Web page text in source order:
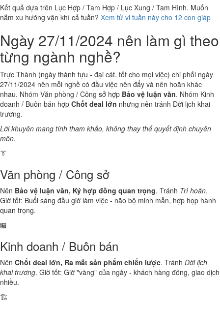
Kết quả dựa trên Lục Hợp / Tam Hợp / Lục Xung / Tam Hình. Muốn
nắm xu hướng vận khí cả tuần? Xem tử vi tuần này cho 12 con giáp
Ngày 27/11/2024 nên làm gì theo
từng ngành nghề?
Trực Thành (ngày thành tựu - đại cát, tốt cho mọi việc) chi phối ngày
27/11/2024 nên mỗi nghề có đầu việc nên đẩy và nên hoãn khác
nhau. Nhóm Văn phòng / Công sở hợp Bảo vệ luận văn. Nhóm Kinh
doanh / Buôn bán hợp Chốt deal lớn nhưng nên tránh Dời lịch khai
trương.
Lời khuyên mang tính tham khảo, không thay thế quyết định chuyên
môn.
👔
Văn phòng / Công sở
Nên Bảo vệ luận văn, Ký hợp đồng quan trọng. Tránh Trì hoãn.
Giờ tốt: Buổi sáng đầu giờ làm việc - não bộ minh mẫn, hợp họp hành
quan trọng.
🏪
Kinh doanh / Buôn bán
Nên Chốt deal lớn, Ra mắt sản phẩm chiến lược. Tránh Dời lịch
khai trương. Giờ tốt: Giờ "vàng" của ngày - khách hàng đông, giao dịch
nhiều.
🏗️